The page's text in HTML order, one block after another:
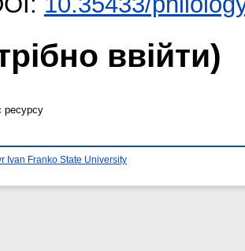
ввійти)
ресурсу
Ivan Franko State University